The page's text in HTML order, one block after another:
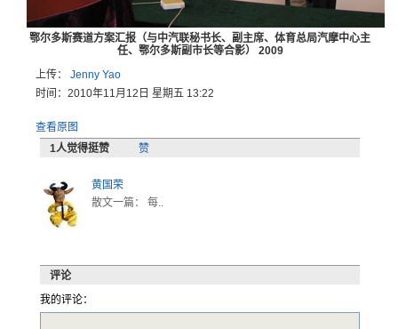
鄂尔多斯赛道方案汇报（与中汽联秘书长、副主席、体育总局汽摩中心主
任、鄂尔多斯副市长等合影） 2009
上传： Jenny Yao
时间：2010年11月12日 星期五 13:22
查看原图
1人觉得挺赞 赞
黄国荣
散文一篇： 每..
评论
我的评论：